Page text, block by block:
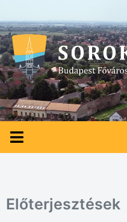
Előterjesztések